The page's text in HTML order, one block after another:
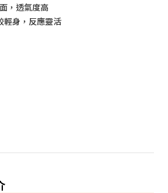
，透氣度高
輕身，反應靈活